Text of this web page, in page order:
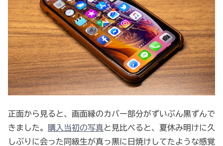
正面から見ると、画面縁のカバー部分がずいぶん黒ずんで
きました。 購入当初の写真と見比べると、夏休み明けに久
しぶりに会った同級生が真っ黒に日焼けしてたような感覚